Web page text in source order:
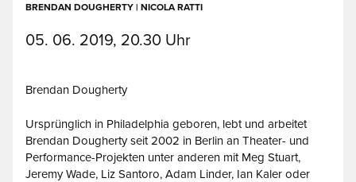
BRENDAN DOUGHERTY | NICOLA RATTI
05. 06. 2019, 20.30 Uhr
Brendan Dougherty
Ursprünglich in Philadelphia geboren, lebt und arbeitet
Brendan Dougherty seit 2002 in Berlin an Theater- und
Performance-Projekten unter anderen mit Meg Stuart,
Jeremy Wade, Liz Santoro, Adam Linder, Ian Kaler oder